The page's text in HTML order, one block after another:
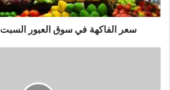
سعر الفاكهة في سوق العبور السبت 24 يناير 2026